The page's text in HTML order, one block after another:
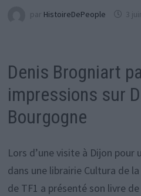
par HistoireDePeople 3
Denis Brogniart
impressions sur
Bourgogne
Lors d’une visite à Dijon pour
dans une librairie Cultura de
de TF1 a présenté son livre